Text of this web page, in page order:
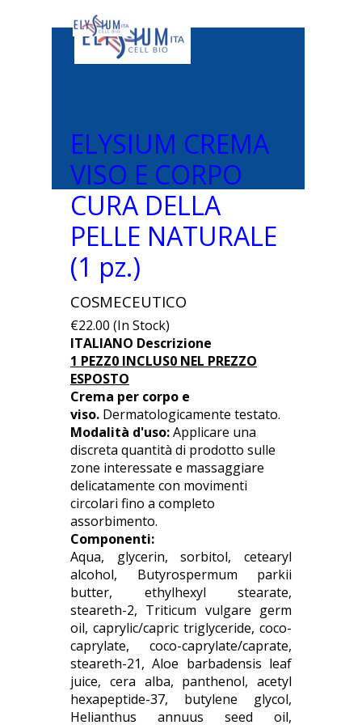
ELYSIUM CREMA
VISO E CORPO
CURA DELLA
PELLE NATURALE
(1 pz.)
COSMECEUTICO
€22.00 (In Stock)
ITALIANO Descrizione
1 PEZZ0 INCLUS0 NEL PREZZO
ESPOSTO
Crema per corpo e
viso. Dermatologicamente testato.
Modalità d'uso:Applicare una
discreta quantità di prodotto sulle
zone interessate e massaggiare
delicatamente con movimenti
circolari fino a completo
assorbimento.
Componenti:
Aqua, glycerin, sorbitol, cetearyl
alcohol, Butyrospermum parkii
butter, ethylhexyl stearate,
steareth-2, Triticum vulgare germ
oil, caprylic/capric triglyceride, coco-
caprylate, coco-caprylate/caprate,
steareth-21, Aloe barbadensis leaf
juice, cera alba, panthenol, acetyl
hexapeptide-37, butylene glycol,
Helianthus annuus seed oil,